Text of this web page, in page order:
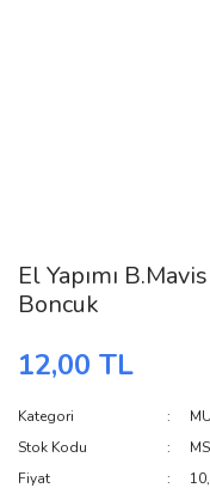
El Yapımı
Boncuk
12,00 TL
Kategori
Stok Kodu
Fiyat